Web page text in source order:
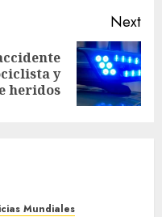
Next
y
heridos
Mundiales